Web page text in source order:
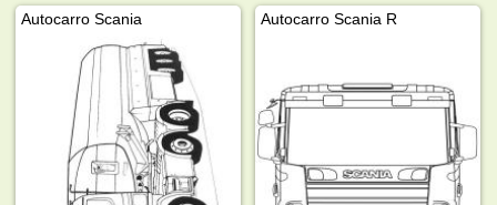
Autocarro Scania Autocarro Scania R